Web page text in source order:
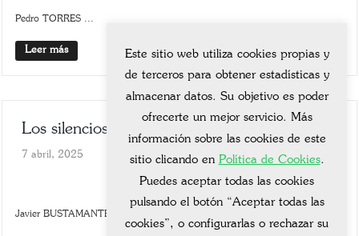
Pedro TORRES ...
Leer más
Los silencios
7 abril, 2025
SLIDER SOLEDAD Y SILENCIO
Javier BUSTAMANTE ...
Este sitio web utiliza cookies propias y
de terceros para obtener estadísticas y
almacenar datos. Su objetivo es poder
ofrecerte un mejor servicio. Más
información sobre las cookies de este
sitio clicando en Política de Cookies.
Puedes aceptar todas las cookies
pulsando el botón “Aceptar todas las
cookies”, o configurarlas o rechazar su